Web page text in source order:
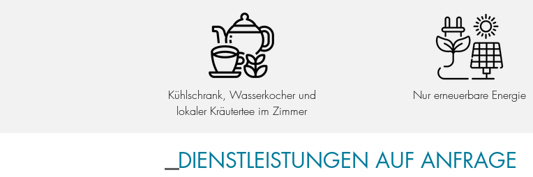
Kühlschrank, Wasserkocher und
lokaler Kräutertee im Zimmer
Nur erneuerbare Energie
DIENSTLEISTUNGEN AUF ANFRAGE